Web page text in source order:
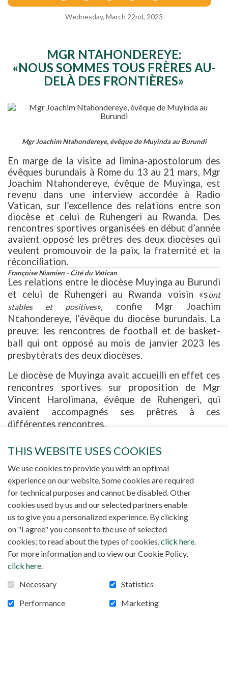
Wednesday, March 22nd, 2023
MGR NTAHONDEREYE:
«NOUS SOMMES TOUS FRÈRES AU-
DELÀ DES FRONTIÈRES»
Mgr Joachim Ntahondereye, évêque de Muyinda au Burundi
En marge de la visite ad limina-apostolorum des
évêques burundais à Rome du 13 au 21 mars, Mgr
Joachim Ntahondereye, évêque de Muyinga, est
revenu dans une interview accordée à Radio
Vatican, sur l’excellence des relations entre son
diocèse et celui de Ruhengeri au Rwanda. Des
rencontres sportives organisées en début d’année
avaient opposé les prêtres des deux diocèses qui
veulent promouvoir de la paix, la fraternité et la
réconciliation.
Françoise Niamien - Cité du Vatican
Les relations entre le diocèse Muyinga au Burundi
et celui de Ruhengeri au Rwanda voisin «sont
stables et positives», confie Mgr Joachim
Ntahondereye, l’évêque du diocèse burundais. La
preuve: les rencontres de football et de basket-
ball qui ont opposé au mois de janvier 2023 les
presbytérats des deux diocèses.
Le diocèse de Muyinga avait accueilli en effet ces
rencontres sportives sur proposition de Mgr
Vincent Harolimana, évêque de Ruhengeri, qui
avaient accompagnés ses prêtres à ces
différentes rencontres.
pris le meilleur sur le score de 5 buts à 0, au
dominé leurs confrères rwandais par 31 à 18.
Des années de relations fraternelles
Il y a plus de quatre années que nous cultivons des relations
étroites avec le diocèse de Ruhengeri au Rwanda
», a révélé
avec joie Mgr Ntahondereye, expliquant l’histoire
de cette fraternité avec le diocèse rwandais. Elle a
débuté après que le diocèse de Ruhengeri au
licence en Biotechnologie alimentaire de 2018 à
2022. Intégré pastoralement et adopté par le
diocèse de Ruhengeri, ce prêtre, le père Floribert
THIS WEBSITE USES COOKIES
We use cookies to provide you with an optimal
experience on our website. Some cookies are required
for technical purposes and cannot be disabled. Other
cookies used by us and our selected partners enable
us to give you a personalized experience. By clicking
on "I agree" you consent to the use of selected
cookies; to read about the types of cookies,click here.
For more information and to view our Cookie Policy,
click here.
Necessary
Statistics
Performance
Marketing